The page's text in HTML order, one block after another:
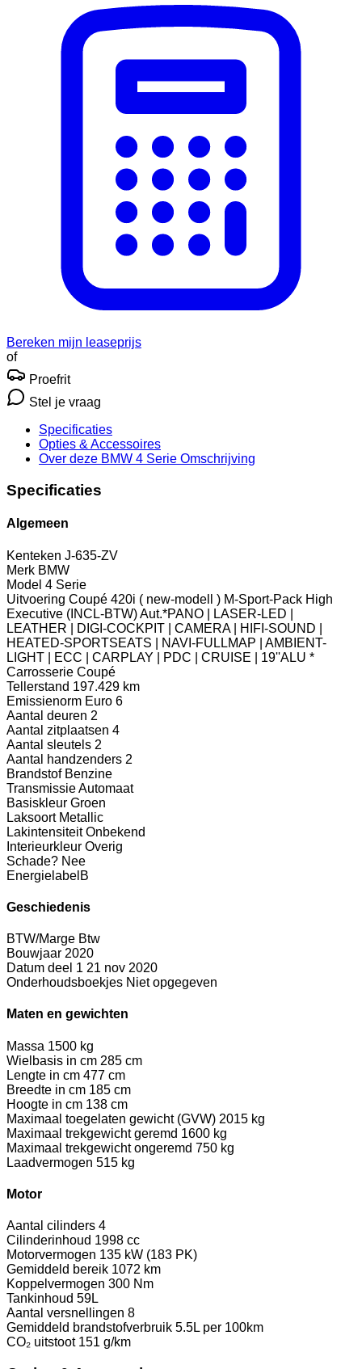
Bereken mijn leaseprijs
of
Proefrit
Stel je vraag
Specificaties
Opties & Accessoires
Over deze BMW 4 Serie Omschrijving
Specificaties
Algemeen
Kenteken J-635-ZV
Merk BMW
Model 4 Serie
Uitvoering Coupé 420i ( new-modell ) M-Sport-Pack High
Executive (INCL-BTW) Aut.*PANO | LASER-LED |
LEATHER | DIGI-COCKPIT | CAMERA | HIFI-SOUND |
HEATED-SPORTSEATS | NAVI-FULLMAP | AMBIENT-
LIGHT | ECC | CARPLAY | PDC | CRUISE | 19''ALU *
Carrosserie Coupé
Tellerstand 197.429 km
Emissienorm Euro 6
Aantal deuren 2
Aantal zitplaatsen 4
Aantal sleutels 2
Aantal handzenders 2
Brandstof Benzine
TransmissieAutomaat
Basiskleur Groen
Laksoort Metallic
Lakintensiteit Onbekend
Interieurkleur Overig
Schade? Nee
Energielabel B
Geschiedenis
BTW/Marge Btw
Bouwjaar 2020
Datum deel 1 21 nov 2020
Onderhoudsboekjes Niet opgegeven
Maten en gewichten
Massa 1500 kg
Wielbasis in cm 285 cm
Lengte in cm 477 cm
Breedte in cm 185 cm
Hoogte in cm 138 cm
Maximaal toegelaten gewicht (GVW) 2015 kg
Maximaal trekgewicht geremd 1600 kg
Maximaal trekgewicht ongeremd 750 kg
Laadvermogen 515 kg
Motor
Aantal cilinders 4
Cilinderinhoud 1998 cc
Motorvermogen 135 kW (183 PK)
Gemiddeld bereik 1072 km
Koppelvermogen 300 Nm
Tankinhoud 59L
Aantal versnellingen 8
Gemiddeld brandstofverbruik 5.5L per 100km
CO₂ uitstoot 151 g/km